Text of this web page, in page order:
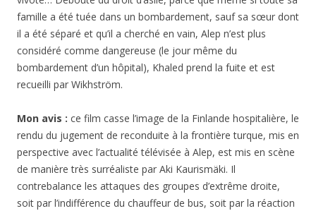
famille a été tuée dans un bombardement, sauf sa sœur dont
il a été séparé et qu’il a cherché en vain, Alep n’est plus
considéré comme dangereuse (le jour même du
bombardement d’un hôpital), Khaled prend la fuite et est
recueilli par Wikhström.
Mon avis : ce film casse l’image de la Finlande hospitalière, le
rendu du jugement de reconduite à la frontière turque, mis en
perspective avec l’actualité télévisée à Alep, est mis en scène
de manière très surréaliste par Aki Kaurismäki. Il
contrebalance les attaques des groupes d’extrême droite,
soit par l’indifférence du chauffeur de bus, soit par la réaction